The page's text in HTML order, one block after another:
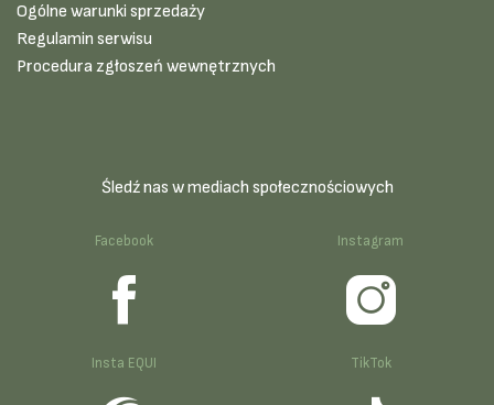
Ogólne warunki sprzedaży
Regulamin serwisu
Procedura zgłoszeń wewnętrznych
Śledź nas w mediach społecznościowych
Facebook Instagram
Insta EQUI TikTok